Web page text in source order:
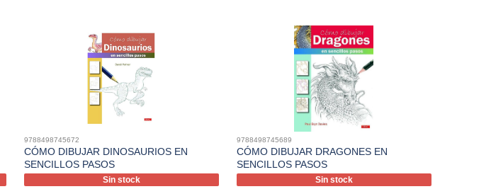
9788498745672
CÓMO DIBUJAR DINOSAURIOS EN
SENCILLOS PASOS
Sin stock
9788498745689
CÓMO DIBUJAR DRAGONES EN
SENCILLOS PASOS
Sin stock